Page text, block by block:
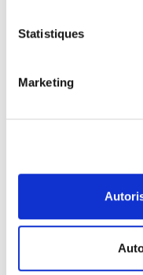
Statistiques
Marketing
DSI en temps de